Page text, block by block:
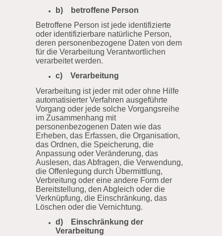
b) betroffene Person
Betroffene Person ist jede identifizierte
oder identifizierbare natürliche Person,
deren personenbezogene Daten von dem
für die Verarbeitung Verantwortlichen
verarbeitet werden.
c) Verarbeitung
Verarbeitung ist jeder mit oder ohne Hilfe
automatisierter Verfahren ausgeführte
Vorgang oder jede solche Vorgangsreihe
im Zusammenhang mit
personenbezogenen Daten wie das
Erheben, das Erfassen, die Organisation,
das Ordnen, die Speicherung, die
Anpassung oder Veränderung, das
Auslesen, das Abfragen, die Verwendung,
die Offenlegung durch Übermittlung,
Verbreitung oder eine andere Form der
Bereitstellung, den Abgleich oder die
Verknüpfung, die Einschränkung, das
Löschen oder die Vernichtung.
d) Einschränkung der
Verarbeitung